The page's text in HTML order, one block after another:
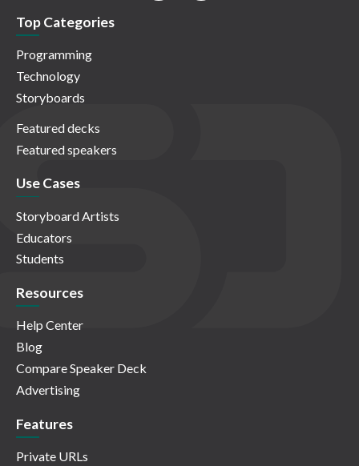
Top Categories
Programming
Technology
Storyboards
Featured decks
Featured speakers
Use Cases
Storyboard Artists
Educators
Students
Resources
Help Center
Blog
Compare Speaker Deck
Advertising
Features
Private URLs